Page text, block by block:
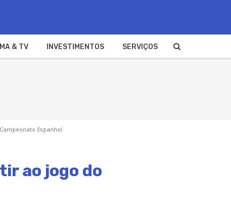
& TV INVESTIMENTOS SERVIÇOS
Espanhol
ao jogo do